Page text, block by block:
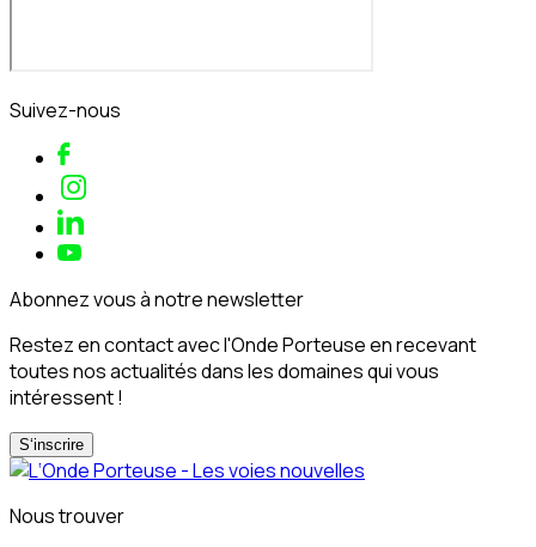
Suivez-nous
Abonnez vous à notre newsletter
Restez en contact avec l'Onde Porteuse en recevant
toutes nos actualités dans les domaines qui vous
intéressent !
S‘inscrire
Nous trouver